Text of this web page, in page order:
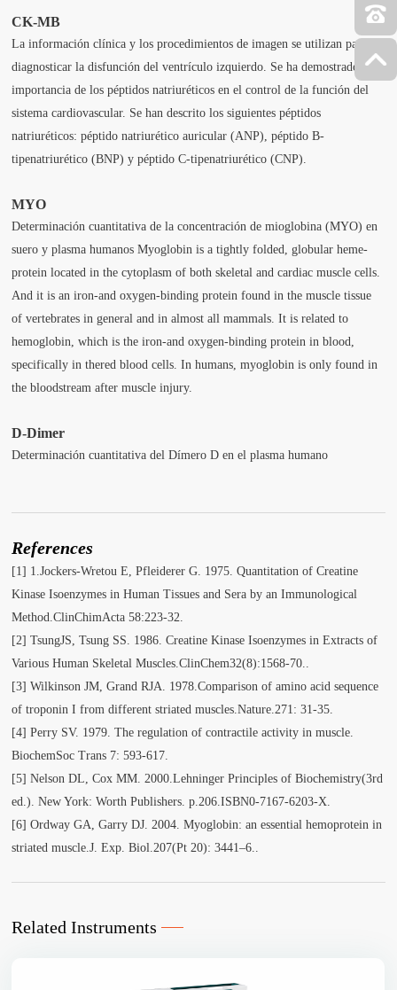
CK-MB
La información clínica y los procedimientos de imagen se utilizan para
diagnosticar la disfunción del ventrículo izquierdo. Se ha demostrado la
importancia de los péptidos natriuréticos en el control de la función del
sistema cardiovascular. Se han descrito los siguientes péptidos
natriuréticos: péptido natriurético auricular (ANP), péptido B-
tipenatriurético (BNP) y péptido C-tipenatriurético (CNP).
MYO
Determinación cuantitativa de la concentración de mioglobina (MYO) en
suero y plasma humanos Myoglobin is a tightly folded, globular heme-
protein located in the cytoplasm of both skeletal and cardiac muscle cells.
And it is an iron-and oxygen-binding protein found in the muscle tissue
of vertebrates in general and in almost all mammals. It is related to
hemoglobin, which is the iron-and oxygen-binding protein in blood,
specifically in thered blood cells. In humans, myoglobin is only found in
the bloodstream after muscle injury.
D-Dimer
Determinación cuantitativa del Dímero D en el plasma humano
References
[1] 1.Jockers-Wretou E, Pfleiderer G. 1975. Quantitation of Creatine
Kinase Isoenzymes in Human Tissues and Sera by an Immunological
Method.ClinChimActa 58:223-32.
[2] TsungJS, Tsung SS. 1986. Creatine Kinase Isoenzymes in Extracts of
Various Human Skeletal Muscles.ClinChem32(8):1568-70..
[3] Wilkinson JM, Grand RJA. 1978.Comparison of amino acid sequence
of troponin I from different striated muscles.Nature.271: 31-35.
[4] Perry SV. 1979. The regulation of contractile activity in muscle.
BiochemSoc Trans 7: 593-617.
[5] Nelson DL, Cox MM. 2000.Lehninger Principles of Biochemistry(3rd
ed.). New York: Worth Publishers. p.206.ISBN0-7167-6203-X.
[6] Ordway GA, Garry DJ. 2004. Myoglobin: an essential hemoprotein in
striated muscle.J. Exp. Biol.207(Pt 20): 3441–6..
Related Instruments